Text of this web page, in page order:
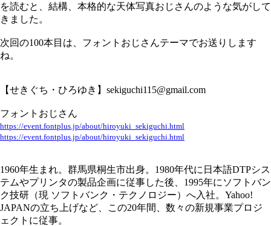
を読むと、結構、本格的な天体写真おじさんのような気がして
きました。
次回の100本目は、フォントおじさんテーマでお送りします
ね。
【せきぐち・ひろゆき】sekiguchi115@gmail.com
フォントおじさん
https://event.fontplus.jp/about/hiroyuki_sekiguchi.html
https://event.fontplus.jp/about/hiroyuki_sekiguchi.html
1960年生まれ。群馬県桐生市出身。1980年代に日本語DTPシス
テムやプリンタの製品企画に従事した後、1995年にソフトバン
ク技研（現 ソフトバンク・テクノロジー）へ入社。Yahoo!
JAPANの立ち上げなど、この20年間、数々の新規事業プロジ
ェクトに従事。